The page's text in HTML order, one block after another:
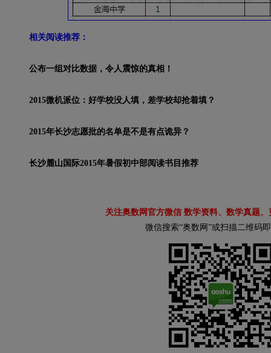
相关阅读推荐：
公布一组对比数据，令人震惊的真相！
2015微机派位：好学校没人填，差学校却抢着填？
2015年长沙志愿批的名单是不是有点诡异？
长沙麓山国际2015年暑假初中部阅读书目推荐
关注奥数网官方微信 数学资料、数学真题
微信搜索“奥数网”或扫描二维码